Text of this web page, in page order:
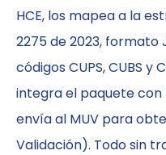
HCE, los mapea a la
2275 de 2023, formato
códigos CUPS, CUBS
integra el paquete
envía al MUV para
Validación). Todo sin